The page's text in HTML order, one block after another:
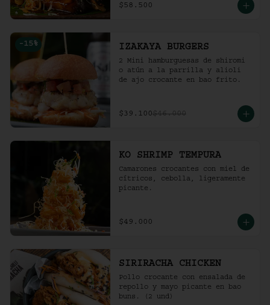
$58.500
-15 % IZAKAYA BURGERS
2 Mini hamburguesas de shiromi
o atún a la parrilla y alioli
de ajo crocante en bao frito.
$39.100$46.000
KO SHRIMP TEMPURA
Camarones crocantes con miel de
cítricos, cebolla, ligeramente
picante.
$49.000
SIRIRACHA CHICKEN
Pollo crocante con ensalada de
repollo y mayo picante en bao
buns. (2 und)